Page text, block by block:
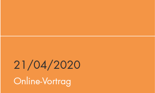
21/04/2020
Online-Vortrag